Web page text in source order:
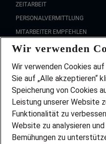
ZEITARBEIT
PERSONALVERMITTLUNG
MITARBEITER EMPFEHLEN
FAQ
Wir stellen ein!
DEINE BERUFSGRUPPE
DEINE LEBENSSITUATION
PARTNERSHIP WITH AIRBUS
INITIATIV BEWERBEN
Wir verwenden
Wir verwenden Cookies
Sie auf „Alle akzeptieren“
Speicherung von Cookies
Leistung unserer Website
Funktionalität zu
Website zu analysieren
Bemühungen zu